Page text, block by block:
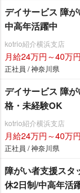
デイサービス 障
中高年活躍中
kotrio紹介横浜支店
月給24万円～40万円
正社員 / 神奈川県
デイサービス 障
格・未経験OK
kotrio紹介横浜支店
月給24万円～40万円
正社員 / 神奈川県
障がい者支援スタ
休2日制/中高年活